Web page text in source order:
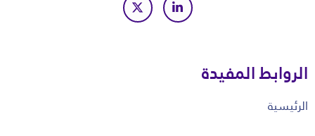
الروابط المفيدة
الرئيسية